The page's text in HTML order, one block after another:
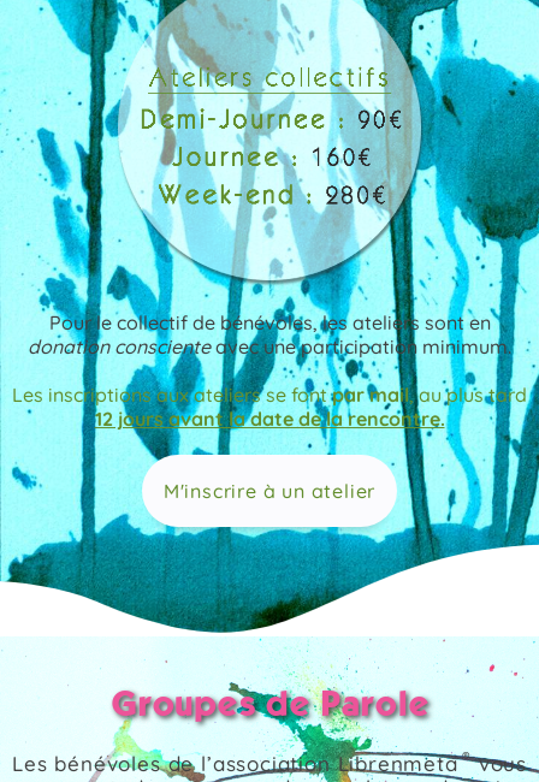
Pour le collectif de bénévoles, les ateliers sont en
donation conscienteavec une participation minimum.
Les inscriptions aux ateliers se fontpar mail, au plus tard
12 jours avant la date de la rencontre.
M'inscrire à un atelier
Groupes de Parole
Les bénévoles de l’association Librenmeta ®vous